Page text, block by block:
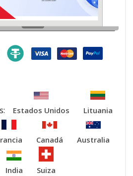
Estados Unidos Lituania
Canadá Australia
India Suiza